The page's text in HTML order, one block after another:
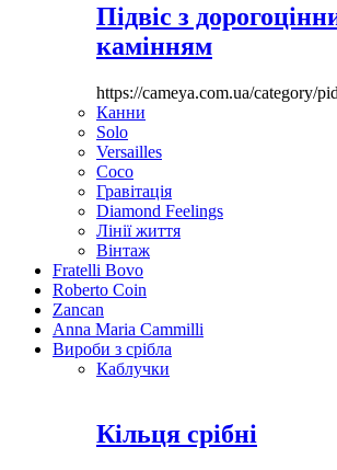
Підвіс з
камінням
https://cameya.com.ua/category/
Канни
Solo
Versailles
Coco
Гравітація
Diamond Feelings
Лінії життя
Вінтаж
Fratelli Bovo
Roberto Coin
Zancan
Anna Maria Cammilli
Вироби з срібла
Каблучки
Кільця срібні